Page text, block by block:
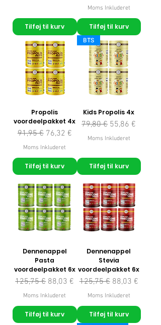
Tilføj til kurv
Moms Inkluderet
Tilføj til kurv
Propolis
voordeelpakket 4x
Regulær pris
91,95 € Salgspris
76,32 €
Moms Inkluderet
Tilføj til kurv
BTS
Kids Propolis 4x
Regulær pris
79,80 € Salgspris
55,86 €
Moms Inkluderet
Tilføj til kurv
Dennenappel
Pasta
voordeelpakket 6x
Regulær pris
125,75 € Salgspris
88,03 €
Moms Inkluderet
Tilføj til kurv
Dennenappel
Stevia
voordeelpakket 6x
Regulær pris
125,75 € Salgspris
88,03 €
Moms Inkluderet
Tilføj til kurv